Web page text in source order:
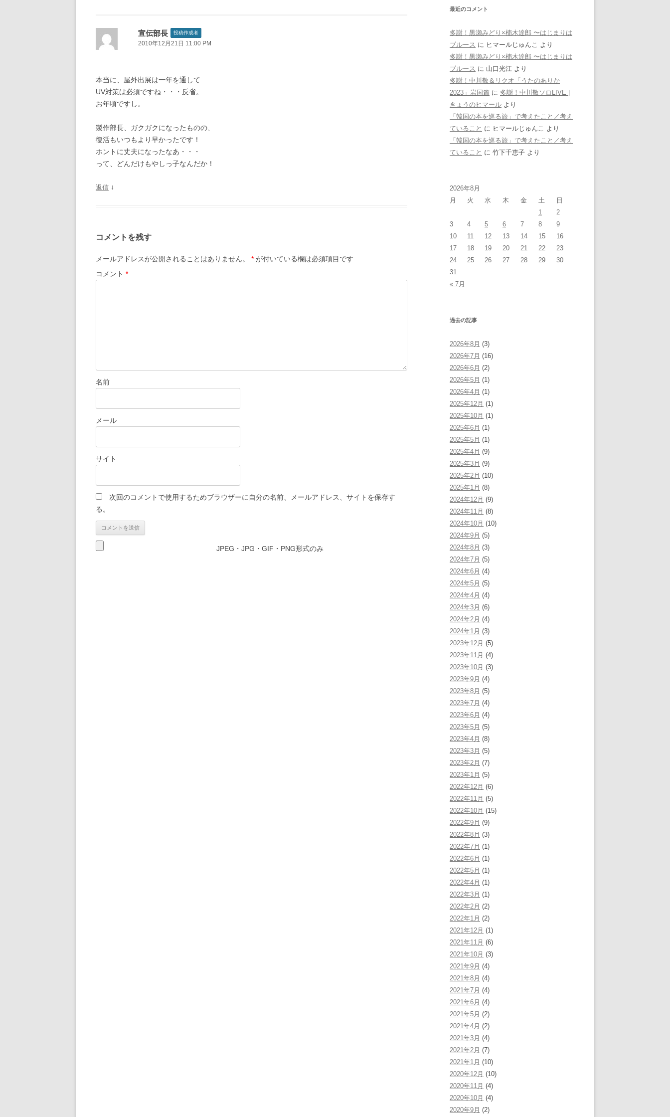
宣伝部長 投稿作成者
2010年12月21日 11:00 PM
本当に、屋外出展は一年を通して
UV対策は必須ですね・・・反省。
お年頃ですし。
製作部長、ガクガクになったものの、
復活もいつもより早かったです！
ホントに丈夫になったなあ・・・
って、どんだけもやしっ子なんだか！
返信 ↓
コメントを残す
メールアドレスが公開されることはありません。 * が付いている欄は必須項目です
コメント *
名前
メール
サイト
次回のコメントで使用するためブラウザーに自分の名前、メールアドレス、サイトを保存す
る。
JPEG・JPG・GIF・PNG形式のみ
最近のコメント
多謝！黒瀬みどり×楠木達郎 〜はじまりは
ブルース に ヒマールじゅんこ より
多謝！黒瀬みどり×楠木達郎 〜はじまりは
ブルース に 山口光江 より
多謝！中川敬＆リクオ「うたのありか
2023」岩国篇 に 多謝！中川敬ソロLIVE |
きょうのヒマール より
「韓国の本を巡る旅」で考えたこと／考え
ていること に ヒマールじゅんこ より
「韓国の本を巡る旅」で考えたこと／考え
ていること に 竹下千恵子 より
2026年8月
月
火 水 木 金 土
日
1
2
3
4 5 6 7 8
9
10
11 12 13 14 15
16
17
18 19 20 21 22
23
24
25 26 27 28 29
30
31
« 7月
過去の記事
2026年8月 (3)
2026年7月 (16)
2026年6月 (2)
2026年5月 (1)
2026年4月 (1)
2025年12月 (1)
2025年10月 (1)
2025年6月 (1)
2025年5月 (1)
2025年4月 (9)
2025年3月 (9)
2025年2月 (10)
2025年1月 (8)
2024年12月 (9)
2024年11月 (8)
2024年10月 (10)
2024年9月 (5)
2024年8月 (3)
2024年7月 (5)
2024年6月 (4)
2024年5月 (5)
2024年4月 (4)
2024年3月 (6)
2024年2月 (4)
2024年1月 (3)
2023年12月 (5)
2023年11月 (4)
2023年10月 (3)
2023年9月 (4)
2023年8月 (5)
2023年7月 (4)
2023年6月 (4)
2023年5月 (5)
2023年4月 (8)
2023年3月 (5)
2023年2月 (7)
2023年1月 (5)
2022年12月 (6)
2022年11月 (5)
2022年10月 (15)
2022年9月 (9)
2022年8月 (3)
2022年7月 (1)
2022年6月 (1)
2022年5月 (1)
2022年4月 (1)
2022年3月 (1)
2022年2月 (2)
2022年1月 (2)
2021年12月 (1)
2021年11月 (6)
2021年10月 (3)
2021年9月 (4)
2021年8月 (4)
2021年7月 (4)
2021年6月 (4)
2021年5月 (2)
2021年4月 (2)
2021年3月 (4)
2021年2月 (7)
2021年1月 (10)
2020年12月 (10)
2020年11月 (4)
2020年10月 (4)
2020年9月 (2)